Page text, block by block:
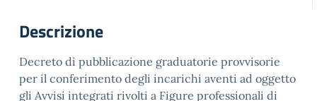
Descrizione
Decreto di pubblicazione graduatorie provvisorie
per il conferimento degli incarichi aventi ad oggetto
gli Avvisi integrati rivolti a Figure professionali di